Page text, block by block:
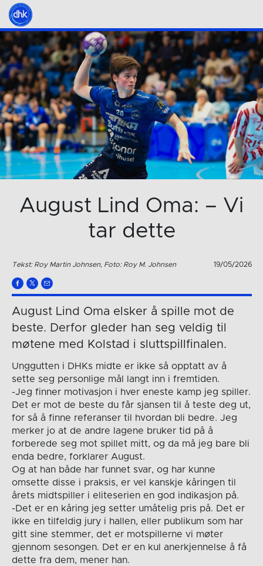
August Lind Oma: – Vi
tar dette
Tekst: Roy Martin Johnsen, Foto: Roy M. Johnsen 19/05/2026
August Lind Oma elsker å spille mot de
beste. Derfor gleder han seg veldig til
møtene med Kolstad i sluttspillfinalen.
Unggutten i DHKs midte er ikke så opptatt av å
sette seg personlige mål langt inn i fremtiden.
-Jeg finner motivasjon i hver eneste kamp jeg spiller.
Det er mot de beste du får sjansen til å teste deg ut,
for så å finne referanser til hvordan bli bedre. Jeg
merker jo at de andre lagene bruker tid på å
forberede seg mot spillet mitt, og da må jeg bare bli
enda bedre, forklarer August.
Og at han både har funnet svar, og har kunne
omsette disse i praksis, er vel kanskje kåringen til
årets midtspiller i eliteserien en god indikasjon på.
-Det er en kåring jeg setter umåtelig pris på. Det er
ikke en tilfeldig jury i hallen, eller publikum som har
gitt sine stemmer, det er motspillerne vi møter
gjennom sesongen. Det er en kul anerkjennelse å få
dette fra dem, mener han.